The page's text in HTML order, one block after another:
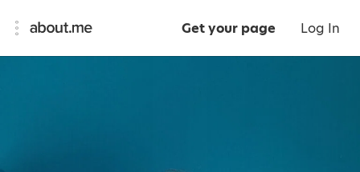
Get your page Log In